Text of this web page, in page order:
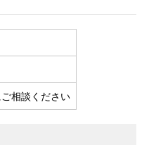
相談ください